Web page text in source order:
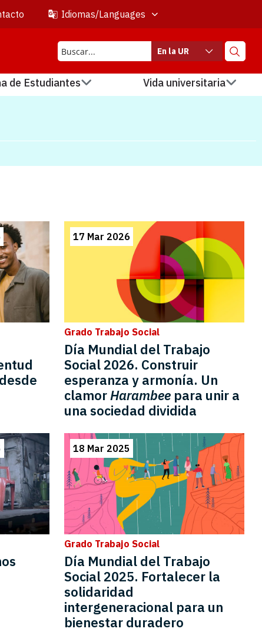
Idiomas/Languages
En la UR
de Estudiantes Vida universitaria
17 Mar 2026
Grado Trabajo Social
Día Mundial del Trabajo
Social 2026. Construir
esperanza y armonía. Un
clamorHarambee para unir a
una sociedad dividida
18 Mar 2025
Grado Trabajo Social
Día Mundial del Trabajo
Social 2025. Fortalecer la
solidaridad
intergeneracional para un
bienestar duradero